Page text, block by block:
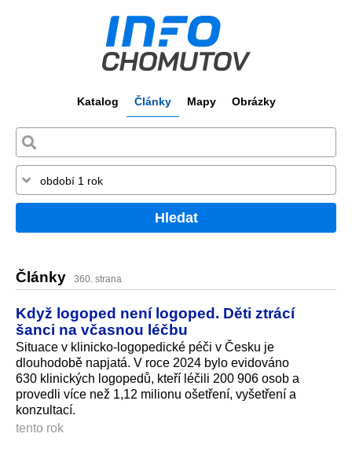
Katalog Články Mapy Obrázky
Hledat
Články 360. strana
Když logoped není logoped. Děti ztrácí
šanci na včasnou léčbu
Situace v klinicko-logopedické péči v Česku je
dlouhodobě napjatá. V roce 2024 bylo evidováno
630 klinických logopedů, kteří léčili 200 906 osob a
provedli více než 1,12 milionu ošetření, vyšetření a
konzultací.
tento rok